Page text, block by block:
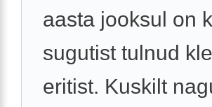
aasta jooksul on
sugutist tulnud
eritist. Kuskilt